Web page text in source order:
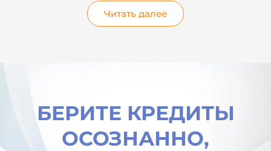
Читать далее
БЕРИТЕ КРЕДИТЫ
ОСОЗНАННО,